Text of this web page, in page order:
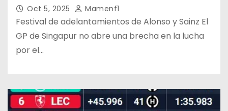
Oct 5, 2025 Mamenf1
Festival de adelantamientos de Alonso y Sainz El
GP de Singapur no abre una brecha en la lucha
por el…